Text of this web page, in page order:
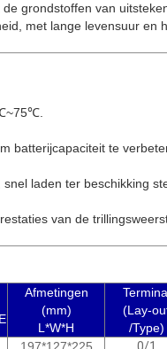
grondstoffen van
met lange levensuur en
batterijcapaciteit te
laden ter beschikking
van de
Afmetingen
(mm)
L*W*H
(Lay-
/Type)